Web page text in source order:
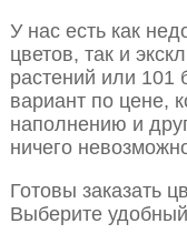
У нас есть как
цветов, так и
растений или
вариант по цене,
наполнению и
ничего
Готовы заказать
Выберите